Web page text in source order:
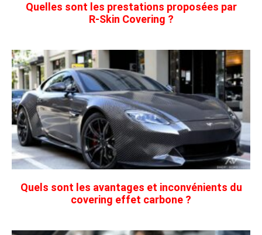
Quelles sont les prestations proposées par
R‑Skin Covering ?
Quels sont les avantages et inconvénients du
covering effet carbone ?